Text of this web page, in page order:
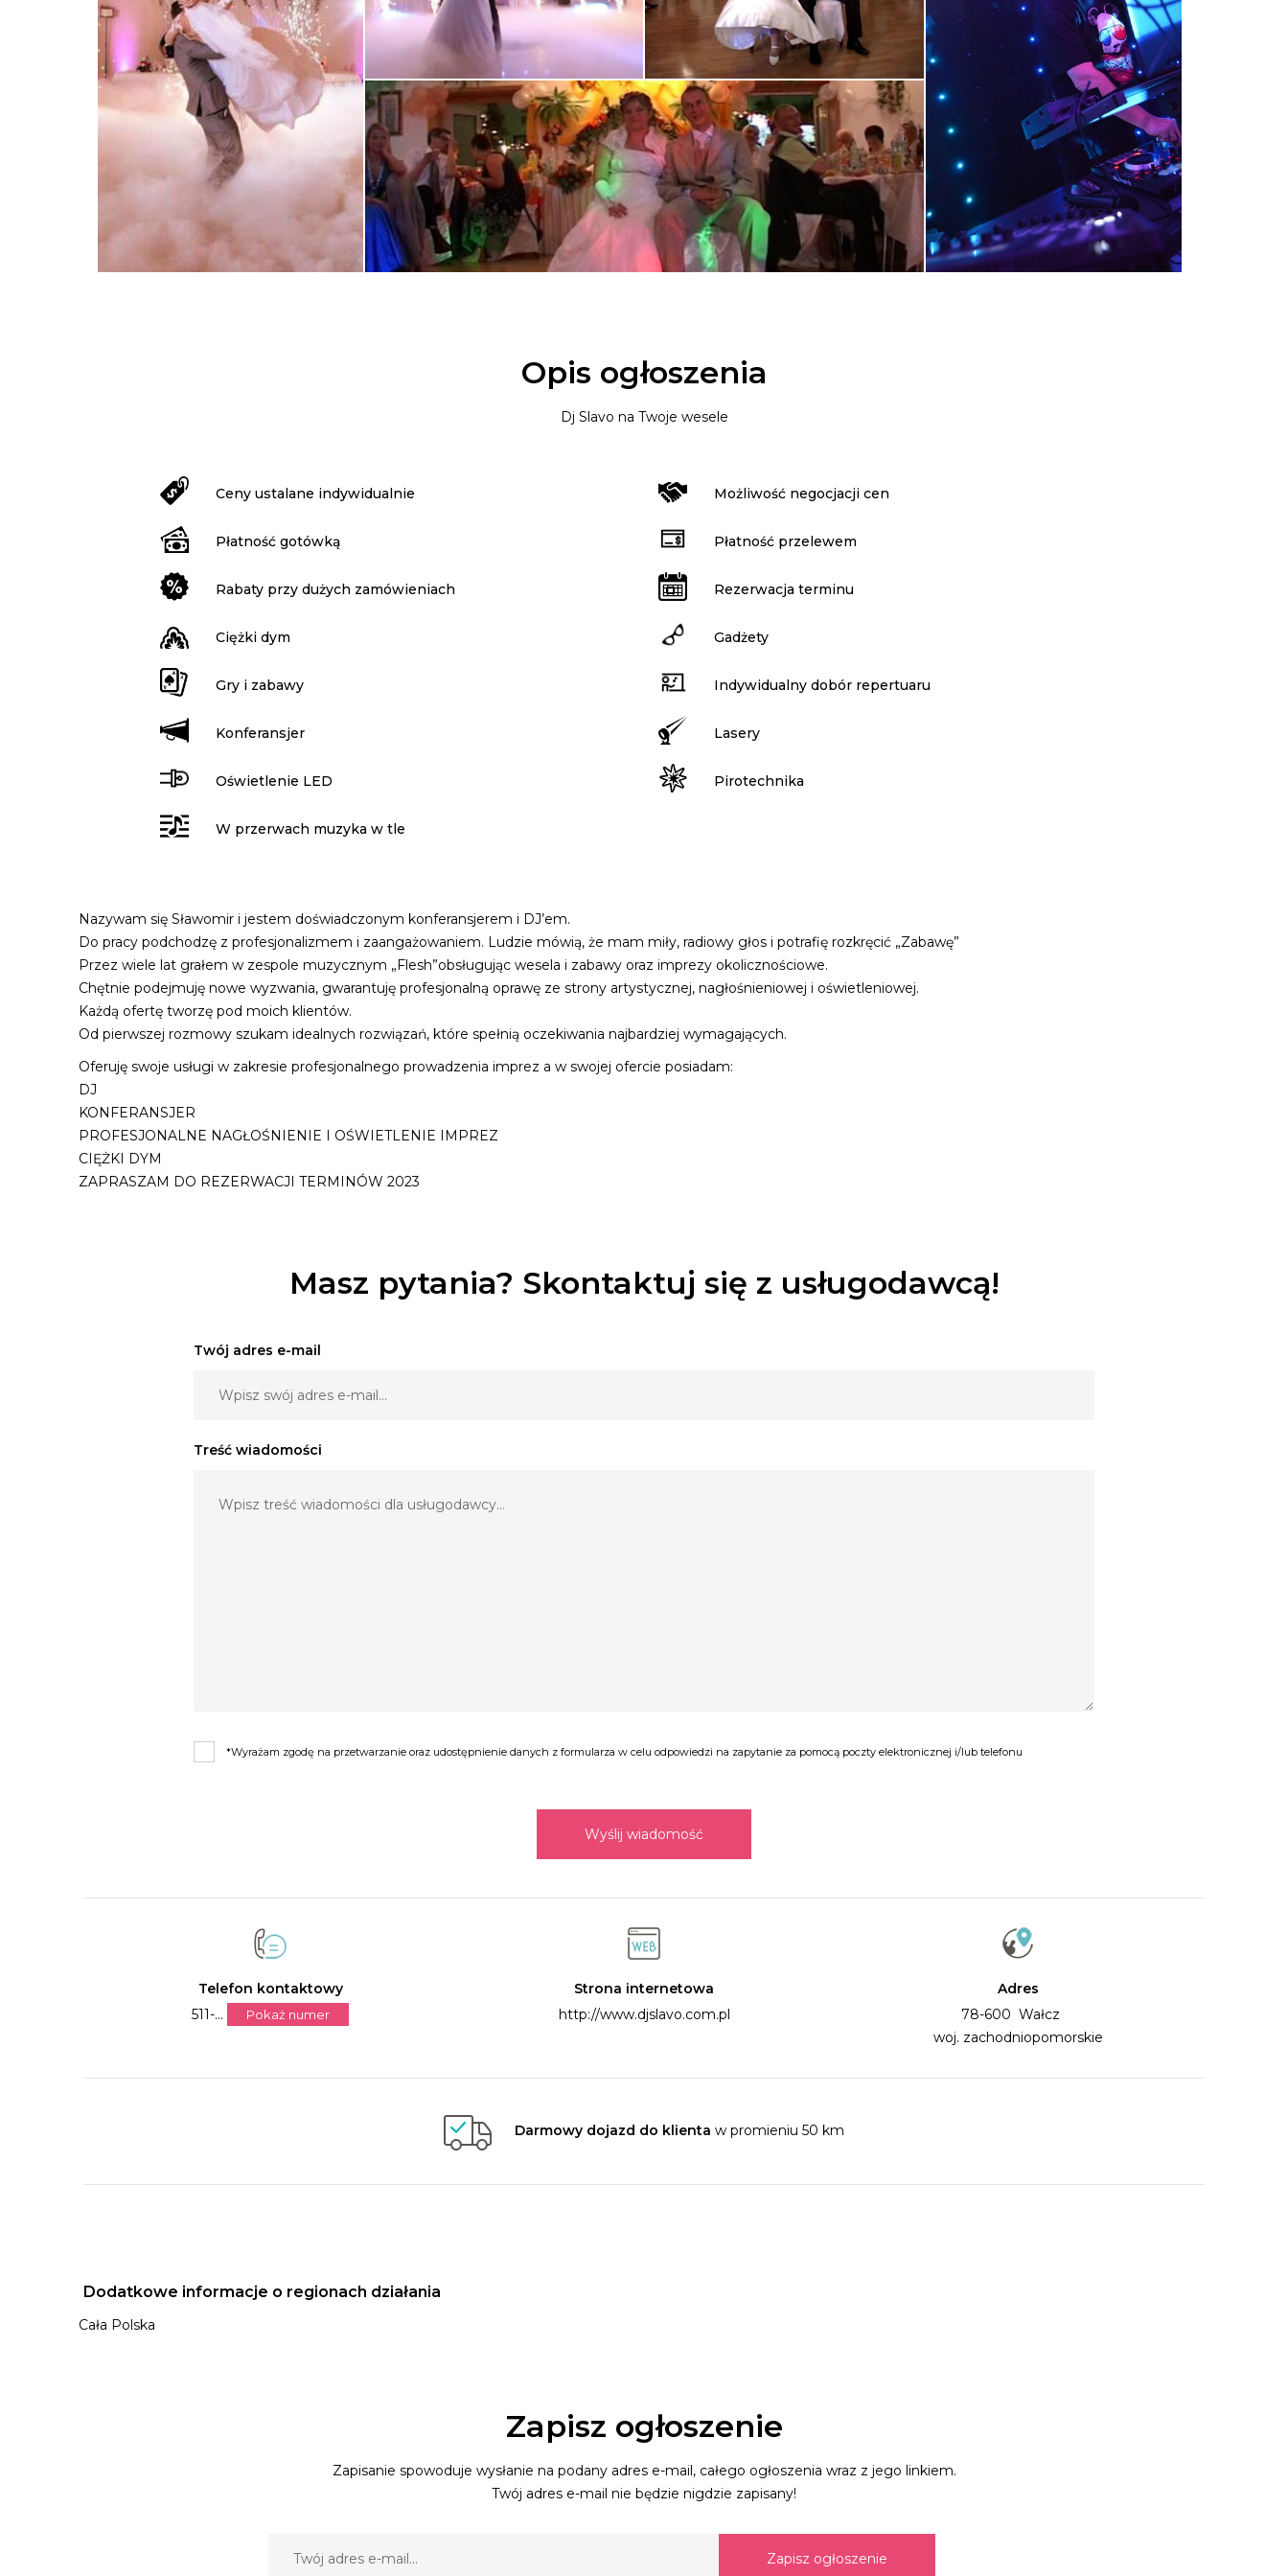
Opis ogłoszenia
Dj Slavo na Twoje wesele
Ceny ustalane indywidualnie Możliwość negocjacji cen
Płatność gotówką Płatność przelewem
Rabaty przy dużych zamówieniach Rezerwacja terminu
Ciężki dym Gadżety
Gry i zabawy Indywidualny dobór repertuaru
Konferansjer Lasery
Oświetlenie LED Pirotechnika
W przerwach muzyka w tle
Nazywam się Sławomir i jestem doświadczonym konferansjerem i DJ’em.
Do pracy podchodzę z profesjonalizmem i zaangażowaniem. Ludzie mówią, że mam miły, radiowy głos i potrafię rozkręcić „Zabawę”
Przez wiele lat grałem w zespole muzycznym „Flesh”obsługując wesela i zabawy oraz imprezy okolicznościowe.
Chętnie podejmuję nowe wyzwania, gwarantuję profesjonalną oprawę ze strony artystycznej, nagłośnieniowej i oświetleniowej.
Każdą ofertę tworzę pod moich klientów.
Od pierwszej rozmowy szukam idealnych rozwiązań, które spełnią oczekiwania najbardziej wymagających.
Oferuję swoje usługi w zakresie profesjonalnego prowadzenia imprez a w swojej ofercie posiadam:
DJ
KONFERANSJER
PROFESJONALNE NAGŁOŚNIENIE I OŚWIETLENIE IMPREZ
CIĘŻKI DYM
ZAPRASZAM DO REZERWACJI TERMINÓW 2023
Masz pytania? Skontaktuj się z usługodawcą!
Twój adres e-mail
Treść wiadomości
*Wyrażam zgodę na przetwarzanie oraz udostępnienie danych z formularza w celu odpowiedzi na zapytanie za pomocą poczty elektronicznej i/lub telefonu
Wyślij wiadomość
Telefon kontaktowy
511-...
Pokaż numer
Strona internetowa
http://www.djslavo.com.pl
Adres
78-600 Wałcz
woj. zachodniopomorskie
Darmowy dojazd do klienta w promieniu 50 km
Dodatkowe informacje o regionach działania
Cała Polska
Zapisz ogłoszenie
Zapisanie spowoduje wysłanie na podany adres e-mail, całego ogłoszenia wraz z jego linkiem.
Twój adres e-mail nie będzie nigdzie zapisany!
Zapisz ogłoszenie